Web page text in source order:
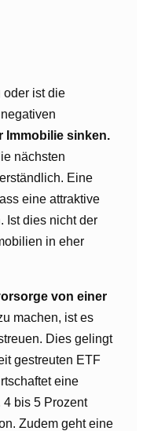
oder ist die
Immobilie sinken.
nächsten
Eine
eine attraktive
Ist dies nicht der
in eher
von einer
machen, ist es
Dies gelingt
gestreuten ETF
eine
bis 5 Prozent
Zudem geht eine